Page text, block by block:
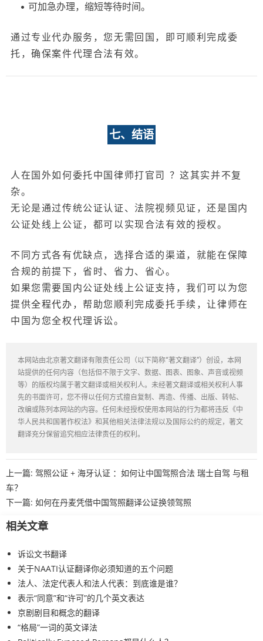
• 可加急办理，缩短等待时间。
通过专业代办服务，您无需回国，即可顺利完成委
托，确保案件代理合法有效。
七、结语
人在国外如何委托中国律师打官司 ？这其实并不复
杂。
无论是通过传统公证认证、法院视频见证，还是国内
公证处线上公证，都可以实现合法有效的授权。
不同方式各有优缺点，选择合适的渠道，就能在保障
合规的前提下，省时、省力、省心。
如果您需要国内公证处线上公证支持，我们可以为您
提供全程代办 ，帮助您顺利完成委托手续，让律师在
中国为您全权代理诉讼。
本网站由北京著文翻译有限责任公司（以下简称“著文翻译”）创设，本网
站提供的任何内容（包括但不限于文字、数据、图表、图象、声音或视频
等）的版权均属于著文翻译或相关权利人。未经著文翻译或相关权利人事
先的书面许可，您不得以任何方式擅自复制、再造、传播、出版、转帖、
改编或陈列本网站的内容。任何未经授权使用本网站的行为都将违反《中
华人民共和国著作权法》和其他相关法律法规以及国际公约的规定，著文
翻译充分保留追究相应法律责任的权利。
上一篇: 驾照公证 + 海牙认证 ：如何让中国驾照合法 瑞士自驾 与租
车？
下一篇: 如何在丹麦凭借中国驾照翻译公证换领驾照
相关文章
诉讼文书翻译
关于NAATI认证翻译你必须知道的五个问题
法人、法定代表人和法人代表：到底谁是谁？
表示“同意”和“许可”的几个英文表达
京剧剧目和概念的翻译
“格局”一词的英文译法